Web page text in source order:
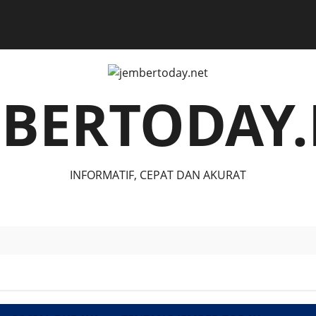
INFORMATIF, CEPAT DAN AKURAT